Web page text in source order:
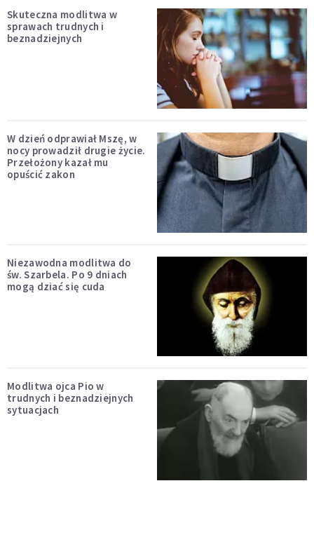
Skuteczna modlitwa w
sprawach trudnych i
beznadziejnych
W dzień odprawiał Mszę, w
nocy prowadził drugie życie.
Przełożony kazał mu
opuścić zakon
Niezawodna modlitwa do
św. Szarbela. Po 9 dniach
mogą dziać się cuda
Modlitwa ojca Pio w
trudnych i beznadziejnych
sytuacjach